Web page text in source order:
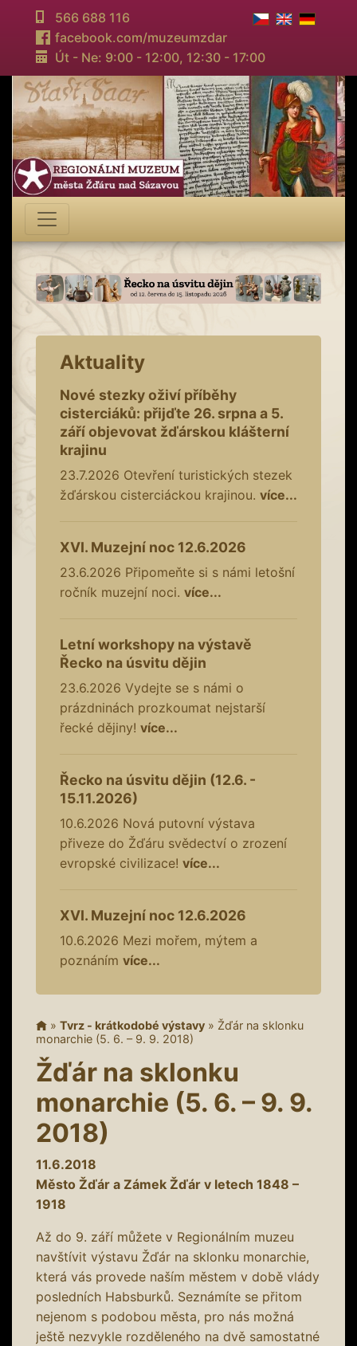
566 688 116
facebook.com/muzeumzdar
Út - Ne: 9:00 - 12:00, 12:30 - 17:00
Aktuality
Nové stezky oživí příběhy
cisterciáků: přijďte 26. srpna a 5.
září objevovat žďárskou klášterní
krajinu
23.7.2026 Otevření turistických stezek
žďárskou cisterciáckou krajinou. více...
XVI. Muzejní noc 12.6.2026
23.6.2026 Připomeňte si s námi letošní
ročník muzejní noci. více...
Letní workshopy na výstavě
Řecko na úsvitu dějin
23.6.2026 Vydejte se s námi o
prázdninách prozkoumat nejstarší
řecké dějiny! více...
Řecko na úsvitu dějin (12.6. -
15.11.2026)
10.6.2026 Nová putovní výstava
přiveze do Žďáru svědectví o zrození
evropské civilizace! více...
XVI. Muzejní noc 12.6.2026
10.6.2026 Mezi mořem, mýtem a
poznáním více...
» Tvrz - krátkodobé výstavy » Žďár na sklonku
monarchie (5. 6. – 9. 9. 2018)
Žďár na sklonku
monarchie (5. 6. – 9. 9.
2018)
11.6.2018
Město Žďár a Zámek Žďár v letech 1848 –
1918
Až do 9. září můžete v Regionálním muzeu
navštívit výstavu Žďár na sklonku monarchie,
která vás provede naším městem v době vlády
posledních Habsburků. Seznámíte se přitom
nejenom s podobou města, pro nás možná
ještě nezvykle rozděleného na dvě samostatné